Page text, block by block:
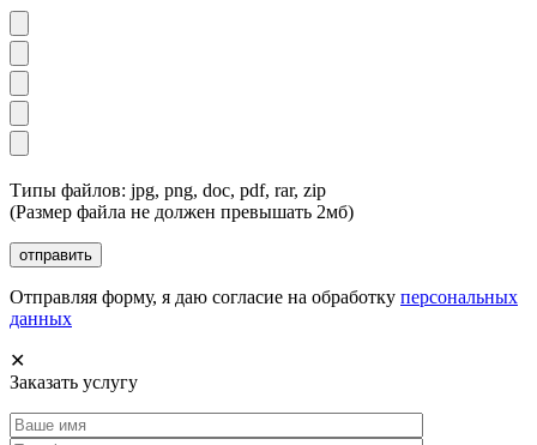
Типы файлов: jpg, png, doc, pdf, rar, zip
(Размер файла не должен превышать 2мб)
Отправляя форму, я даю согласие на обработку персональных
данных
✕
Заказать услугу